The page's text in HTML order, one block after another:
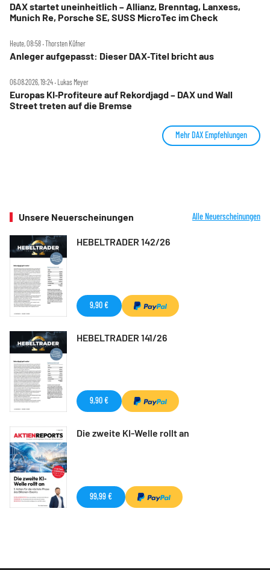
DAX startet uneinheitlich – Allianz, Brenntag, Lanxess,
Munich Re, Porsche SE, SUSS MicroTec im Check
Heute, 08:58 ‧ Thorsten Küfner
Anleger aufgepasst: Dieser DAX‑Titel bricht aus
06.08.2026, 19:24 ‧ Lukas Meyer
Europas KI‑Profiteure auf Rekordjagd – DAX und Wall
Street treten auf die Bremse
Mehr DAX Empfehlungen
Unsere Neuerscheinungen Alle Neuerscheinungen
HEBELTRADER 142/26
9,90 €
HEBELTRADER 141/26
9,90 €
Die zweite KI-Welle rollt an
99,99 €